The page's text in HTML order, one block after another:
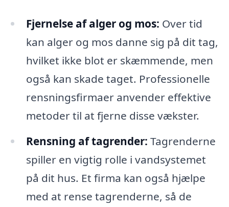
Fjernelse af alger og mos: Over tid
kan alger og mos danne sig på dit tag,
hvilket ikke blot er skæmmende, men
også kan skade taget. Professionelle
rensningsfirmaer anvender effektive
metoder til at fjerne disse vækster.
Rensning af tagrender: Tagrenderne
spiller en vigtig rolle i vandsystemet
på dit hus. Et firma kan også hjælpe
med at rense tagrenderne, så de